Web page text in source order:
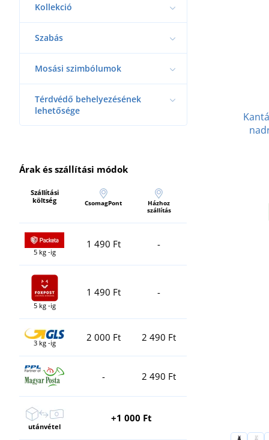
Kollekció
Szabás
Mosási szimbólumok
Térdvédő behelyezésének
lehetősége
Árak és szállítási módok
Szállítási
költség
CsomagPont
Házhoz
szállítás
5 kg -ig
1 490 Ft -
5 kg -ig
1 490 Ft -
3 kg -ig 2 000 Ft 2 490 Ft
- 2 490 Ft
utánvétel
+1 000 Ft